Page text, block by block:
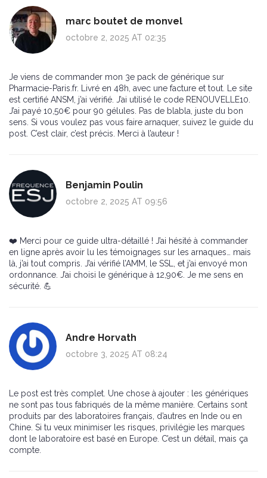
marc boutet de monvel
octobre 2, 2025 AT 02:35
Je viens de commander mon 3e pack de générique sur
Pharmacie-Paris.fr. Livré en 48h, avec une facture et tout. Le site
est certifié ANSM, j’ai vérifié. J’ai utilisé le code RENOUVELLE10.
J’ai payé 10,50€ pour 90 gélules. Pas de blabla, juste du bon
sens. Si vous voulez pas vous faire arnaquer, suivez le guide du
post. C’est clair, c’est précis. Merci à l’auteur !
Benjamin Poulin
octobre 2, 2025 AT 09:56
❤️ Merci pour ce guide ultra-détaillé ! J’ai hésité à commander
en ligne après avoir lu les témoignages sur les arnaques… mais
là, j’ai tout compris. J’ai vérifié l’AMM, le SSL, et j’ai envoyé mon
ordonnance. J’ai choisi le générique à 12,90€. Je me sens en
sécurité. 💪
Andre Horvath
octobre 3, 2025 AT 08:24
Le post est très complet. Une chose à ajouter : les génériques
ne sont pas tous fabriqués de la même manière. Certains sont
produits par des laboratoires français, d’autres en Inde ou en
Chine. Si tu veux minimiser les risques, privilégie les marques
dont le laboratoire est basé en Europe. C’est un détail, mais ça
compte.